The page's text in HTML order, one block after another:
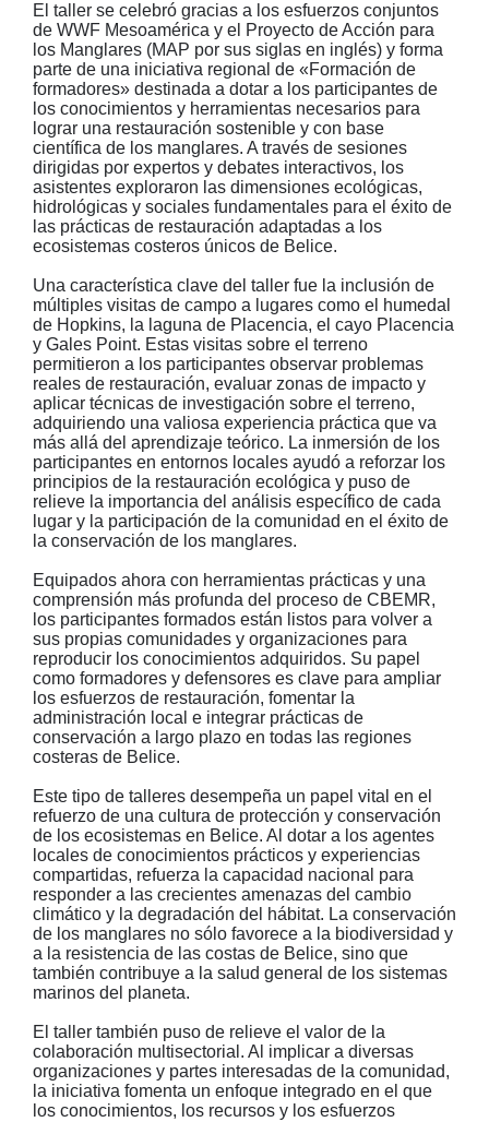
El taller se celebró gracias a los esfuerzos conjuntos
de WWF Mesoamérica y el Proyecto de Acción para
los Manglares (MAP por sus siglas en inglés) y forma
parte de una iniciativa regional de «Formación de
formadores» destinada a dotar a los participantes de
los conocimientos y herramientas necesarios para
lograr una restauración sostenible y con base
científica de los manglares. A través de sesiones
dirigidas por expertos y debates interactivos, los
asistentes exploraron las dimensiones ecológicas,
hidrológicas y sociales fundamentales para el éxito de
las prácticas de restauración adaptadas a los
ecosistemas costeros únicos de Belice.
Una característica clave del taller fue la inclusión de
múltiples visitas de campo a lugares como el humedal
de Hopkins, la laguna de Placencia, el cayo Placencia
y Gales Point. Estas visitas sobre el terreno
permitieron a los participantes observar problemas
reales de restauración, evaluar zonas de impacto y
aplicar técnicas de investigación sobre el terreno,
adquiriendo una valiosa experiencia práctica que va
más allá del aprendizaje teórico. La inmersión de los
participantes en entornos locales ayudó a reforzar los
principios de la restauración ecológica y puso de
relieve la importancia del análisis específico de cada
lugar y la participación de la comunidad en el éxito de
la conservación de los manglares.
Equipados ahora con herramientas prácticas y una
comprensión más profunda del proceso de CBEMR,
los participantes formados están listos para volver a
sus propias comunidades y organizaciones para
reproducir los conocimientos adquiridos. Su papel
como formadores y defensores es clave para ampliar
los esfuerzos de restauración, fomentar la
administración local e integrar prácticas de
conservación a largo plazo en todas las regiones
costeras de Belice.
Este tipo de talleres desempeña un papel vital en el
refuerzo de una cultura de protección y conservación
de los ecosistemas en Belice. Al dotar a los agentes
locales de conocimientos prácticos y experiencias
compartidas, refuerza la capacidad nacional para
responder a las crecientes amenazas del cambio
climático y la degradación del hábitat. La conservación
de los manglares no sólo favorece a la biodiversidad y
a la resistencia de las costas de Belice, sino que
también contribuye a la salud general de los sistemas
marinos del planeta.
El taller también puso de relieve el valor de la
colaboración multisectorial. Al implicar a diversas
organizaciones y partes interesadas de la comunidad,
la iniciativa fomenta un enfoque integrado en el que
los conocimientos, los recursos y los esfuerzos